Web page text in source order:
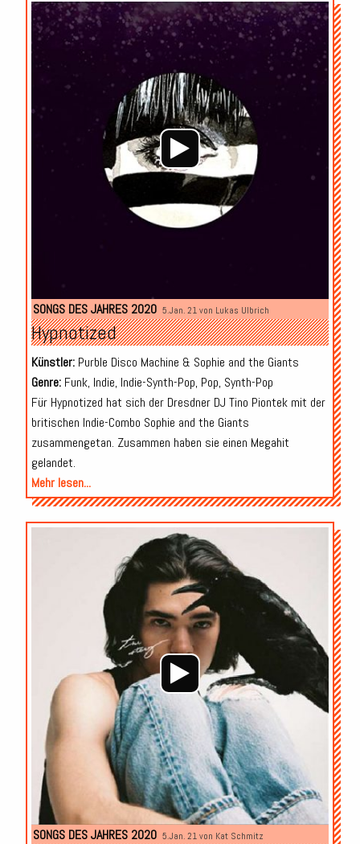
Audio-
Player
SONGS DES JAHRES 2020 5.Jan. 21 von Lukas Ulbrich
Hypnotized
Künstler:Purble Disco Machine & Sophie and the Giants
Genre:Funk, Indie, Indie-Synth-Pop, Pop, Synth-Pop
Für Hypnotized hat sich der Dresdner DJ Tino Piontek mit der
britischen Indie-Combo Sophie and the Giants
zusammengetan. Zusammen haben sie einen Megahit
gelandet.
Mehr lesen...
Audio-
Player
SONGS DES JAHRES 2020 5.Jan. 21 von Kat Schmitz